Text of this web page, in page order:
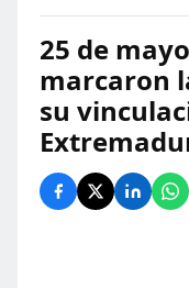
25 de
marcaron
su